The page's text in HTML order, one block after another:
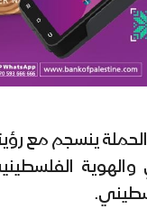
ينسجم مع